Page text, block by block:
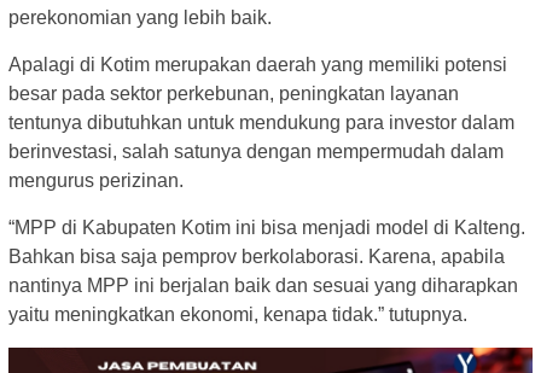
perekonomian yang lebih baik.
Apalagi di Kotim merupakan daerah yang memiliki potensi
besar pada sektor perkebunan, peningkatan layanan
tentunya dibutuhkan untuk mendukung para investor dalam
berinvestasi, salah satunya dengan mempermudah dalam
mengurus perizinan.
“MPP di Kabupaten Kotim ini bisa menjadi model di Kalteng.
Bahkan bisa saja pemprov berkolaborasi. Karena, apabila
nantinya MPP ini berjalan baik dan sesuai yang diharapkan
yaitu meningkatkan ekonomi, kenapa tidak.” tutupnya.